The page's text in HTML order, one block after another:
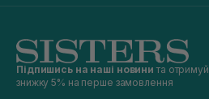
Підпишись на наші новини та отримуй
знижку 5% на перше замовлення